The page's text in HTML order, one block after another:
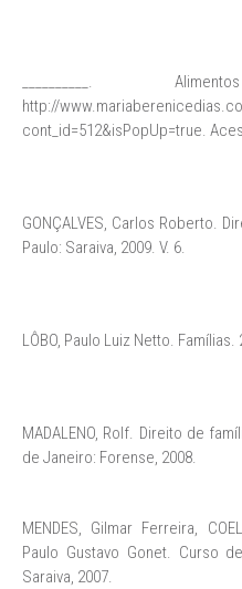
__________.
http://
cont_id=512&isPopUp=true.
GONÇALVES, Carlos Roberto.
Paulo: Saraiva, 2009. V. 6.
LÔBO, Paulo Luiz Netto.
MADALENO, Rolf. Direito de
de Janeiro: Forense, 2008.
MENDES, Gilmar Ferreira,
Paulo Gustavo Gonet. Curso
Saraiva, 2007.